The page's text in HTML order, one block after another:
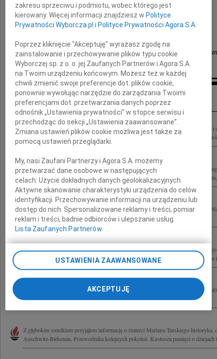
składamy wyrazy najgłębszego współczucia.
Rada Programowa Żydowskiego Instytutu
Inne kondolencje
Z głębokim smutkiem żegnamy Mariana Turskiego Ocalałego z Zagłady, historyka
Programowej Żydowskiego Instytutu Historycznego im. Emanuela Ringelbluma i
Każdy, kto spotkał na swej drodze zmarłego 18 lutego 2025 r. Błp. Mariana
był nim. Dla nas ponadto zapalonym muzycznym erudytą, naszym wiernym
18 lutego 2025 roku zmarł Marian Turski Niezwykły, wspaniały człowiek Laureat
2023 r. Żegnamy go z największym żalem Rodzinie składamy najgłębsze wyrazy...
Z wielkim smutkiem przyjęliśmy wiadomość o śmierci Mariana Turskiego
pamięci Holocaustu, wybitnego obrońcy praw człowieka, zasłużonego dziennikarza
"Gdybym miał wybrać spośród tych wszystkich doświadczeń, nauk i wszystkich
dwa wybrałbym następujące: empatia, współczucie. Te dwie...
Z głębokim smutkiem przyjąłem informację o śmierci Mariana Turskiego
Auschwitz-Birkenau. Przewodnika kolejnych pokoleń. Kustosza pamięci o dziejach
zakresu sprzeciwu i podmiotu, wobec którego jest
kierowany. Więcej informacji znajdziesz wPolityce
Prywatności Wyborcza.pl iPolityce Prywatności Agora S.A.
Poprzez kliknięcie "Akceptuję" wyrażasz zgodę na
zainstalowanie i przechowywanie plików typu cookie
Wyborczej sp. z o. o. jej Zaufanych Partnerów i Agora S.A.
na Twoim urządzeniu końcowym. Możesz też w każdej
chwili zmienić swoje preferencje dot. plików cookie,
ponownie wywołując narzędzie do zarządzania Twoimi
preferencjami dot. przetwarzania danych poprzez
odnośnik „Ustawienia prywatności” w stopce serwisu i
przechodząc do sekcji „Ustawienia zaawansowane”.
Zmiana ustawień plików cookie możliwa jest także za
pomocą ustawień przeglądarki.
My, nasi Zaufani Partnerzy i Agora S.A. możemy
przetwarzać dane osobowe w następujących
celach:Użycie dokładnych danych geolokalizacyjnych.
Aktywne skanowanie charakterystyki urządzenia do celów
identyfikacji. Przechowywanie informacji na urządzeniu lub
dostęp do nich. Spersonalizowane reklamy i treści, pomiar
reklam i treści, badnie odbiorców i ulepszanie usług.
Lista Zaufanych Partnerów
USTAWIENIA ZAAWANSOWANE
AKCEPTUJĘ